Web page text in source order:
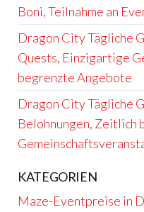
Boni, Teilnahme an
Dragon City Tägliche
Quests, Einzigartige
begrenzte Angebote
Dragon City Tägliche
Belohnungen, Zeitlich
KATEGORIEN
Maze-Eventpreise in